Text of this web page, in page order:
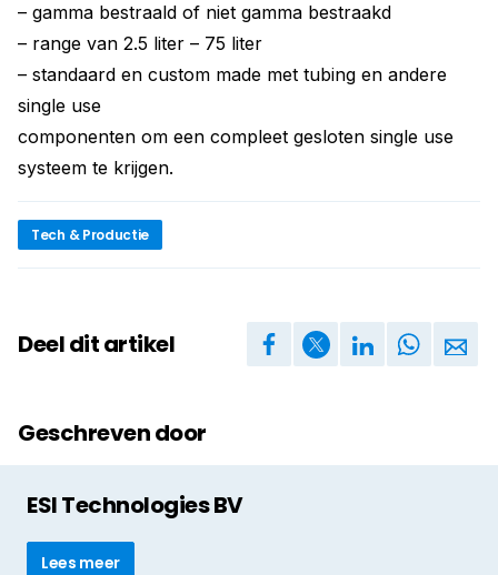
– gamma bestraald of niet gamma bestraakd
– range van 2.5 liter – 75 liter
– standaard en custom made met tubing en andere
single use
componenten om een compleet gesloten single use
systeem te krijgen.
Tech & Productie
Deel dit artikel
Geschreven door
ESI Technologies BV
Lees meer